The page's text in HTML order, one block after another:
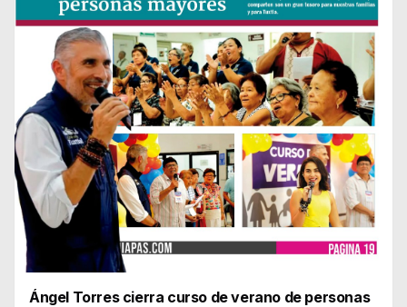
Ángel Torres cierra curso de verano de personas